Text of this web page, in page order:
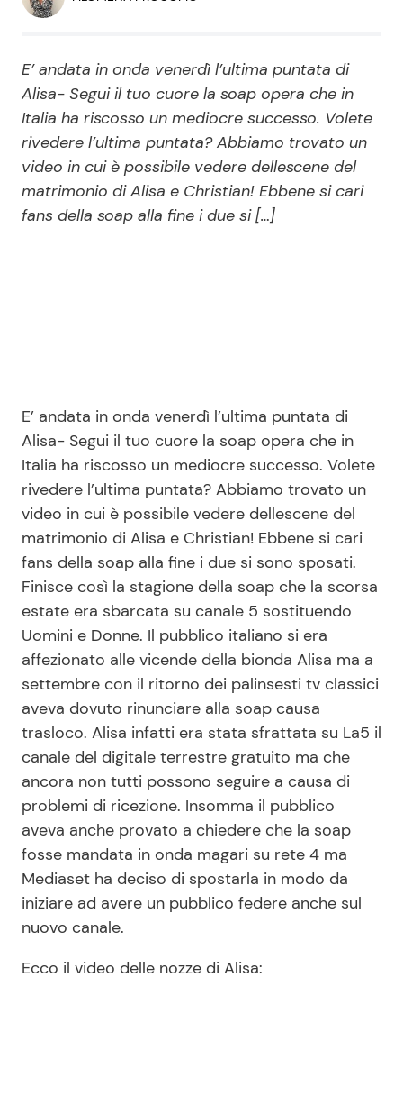
Economia
Persone Scomparse
Politica
Programmi TV
Reality e Talent
Soap Opera
Benessere
Casa
Moda e Style
Mondo Mamma
News benessere
Salute
Viaggi e Turismo
Festività
Cucina e Ricette
Consigli di Cucina
Dolci
Le Ricette in TV
Primi Piatti
Ricette Facili e Veloci
Ricette Feste
Ricette per Bambini
Seguici
Info
E’ andata in onda venerdì l’ultima puntata di
Alisa- Segui il tuo cuore la soap opera che in
Italia ha riscosso un mediocre successo. Volete
rivedere l’ultima puntata? Abbiamo trovato un
video in cui è possibile vedere dellescene del
matrimonio di Alisa e Christian! Ebbene si cari
fans della soap alla fine i due si […]
E’ andata in onda venerdì l’ultima puntata di
Alisa- Segui il tuo cuore la soap opera che in
Italia ha riscosso un mediocre successo. Volete
rivedere l’ultima puntata? Abbiamo trovato un
video in cui è possibile vedere dellescene del
matrimonio di Alisa e Christian! Ebbene si cari
fans della soap alla fine i due si sono sposati.
Finisce così la stagione della soap che la scorsa
estate era sbarcata su canale 5 sostituendo
Uomini e Donne. Il pubblico italiano si era
affezionato alle vicende della bionda Alisa ma a
settembre con il ritorno dei palinsesti tv classici
aveva dovuto rinunciare alla soap causa
trasloco. Alisa infatti era stata sfrattata su La5 il
canale del digitale terrestre gratuito ma che
ancora non tutti possono seguire a causa di
problemi di ricezione. Insomma il pubblico
aveva anche provato a chiedere che la soap
fosse mandata in onda magari su rete 4 ma
Mediaset ha deciso di spostarla in modo da
iniziare ad avere un pubblico federe anche sul
nuovo canale.
Ecco il video delle nozze di Alisa: